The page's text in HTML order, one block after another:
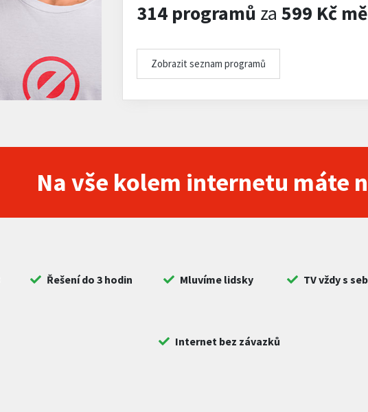
314 programů za 599 Kč
Zobrazit seznam programů
Na vše kolem internetu máte
Řešení do 3 hodin Mluvíme lidsky TV vždy s
Internet bez závazků